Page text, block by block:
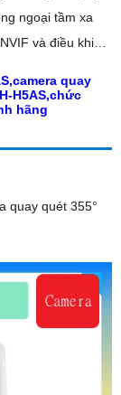
ngoại tầm xa
và điều khiển
quay quét 355°